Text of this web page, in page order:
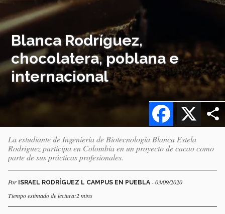
Blanca Rodríguez,
chocolatera, poblana e
internacional
X
Facebook
La estudiante de Ingeniería de Biotecnología Blanca Estela
Rodriguez participa en Colombia en un proyecto de cacao como
parte de sus prácticas profesionales.
Por ISRAEL RODRÍGUEZ L CAMPUS EN PUEBLA - 03/09/2020
Tiempo estimado de lectura:2 mins